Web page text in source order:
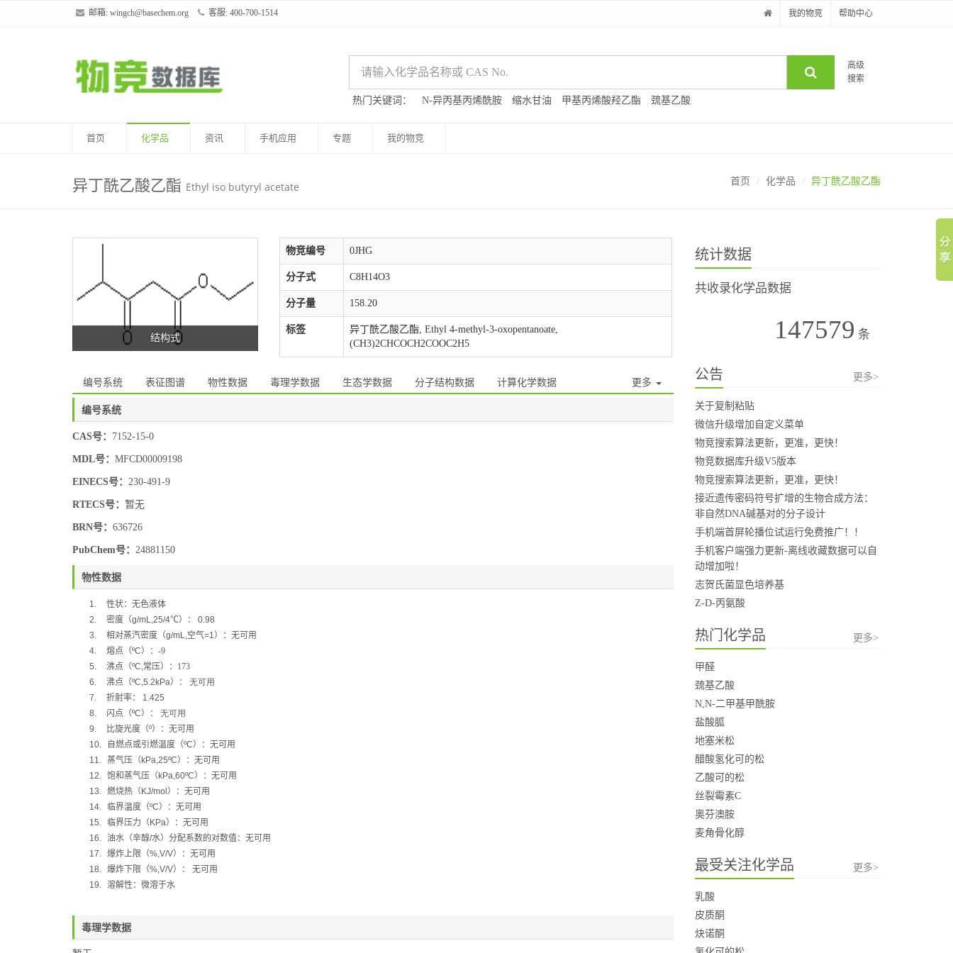
邮箱: wingch@basechem.org 客服: 400-700-1514 我的物竞 帮助中心
高级
搜索
热门关键词： N-异丙基丙烯酰胺 缩水甘油 甲基丙烯酸羟乙酯 巯基乙酸
首页 化学品 资讯 手机应用 专题 我的物竞
异丁酰乙酸乙酯 Ethyl iso butyryl acetate 首页 化学品 异丁酰乙酸乙酯
结构式
物竞编号 0JHG
分子式 C8H14O3
分子量 158.20
标签
异丁酰乙酸乙酯, Ethyl 4-methyl-3-oxopentanoate,
(CH3)2CHCOCH2COOC2H5
编号系统 表征图谱 物性数据 毒理学数据 生态学数据 分子结构数据 计算化学数据 更多
编号系统
CAS号： 7152-15-0
MDL号： MFCD00009198
EINECS号： 230-491-9
RTECS号： 暂无
BRN号： 636726
PubChem号： 24881150
物性数据
1.
性状：无色液体
2.
密度（g/mL,25/4℃）：
0.98
3.
相对蒸汽密度（g/mL,空气=1）：无可用
4.
熔点（ºC）：-9
5.
沸点（ºC,常压）：173
6.
沸点（ºC,5.2kPa）：
无可用
7.
折射率：
1.425
8.
闪点（ºC）：
无可用
9.
比旋光度（º）：无可用
10.
自燃点或引燃温度（ºC）：无可用
11.
蒸气压（ kPa,25ºC）：无可用
12. 饱和蒸气压（ kPa,60ºC）：无可用
13. 燃烧热（ KJ/mol ）：无可用
14.
临界温度（ºC）：无可用
15.
临界压力（ KPa）：无可用
16. 油水（辛醇/水）分配系数的对数值：无可用
17. 爆炸上限（%,V/V）：无可用
18. 爆炸下限（%,V/V）：
无可用
19. 溶解性：微溶于水
毒理学数据
统计数据
共收录化学品数据
147579 条
公告 更多>
关于复制粘贴
微信升级增加自定义菜单
物竞搜索算法更新，更准，更快！
物竞数据库升级V5版本
物竞搜索算法更新，更准，更快！
接近遗传密码符号扩增的生物合成方法：
非自然DNA碱基对的分子设计
手机端首屏轮播位试运行免费推广！！
手机客户端强力更新-离线收藏数据可以自
动增加啦！
志贺氏菌显色培养基
Z-D-丙氨酸
热门化学品 更多>
甲醛
巯基乙酸
N,N-二甲基甲酰胺
盐酸胍
地塞米松
醋酸氢化可的松
乙酸可的松
丝裂霉素C
奥芬澳胺
麦角骨化醇
最受关注化学品 更多>
乳酸
皮质酮
炔诺酮